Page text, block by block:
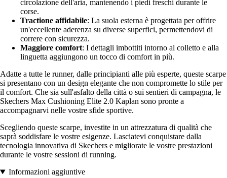
circolazione dell'aria, mantenendo i piedi freschi durante le
corse.
Tractione affidabile: La suola esterna è progettata per offrire
un'eccellente aderenza su diverse superfici, permettendovi di
correre con sicurezza.
Maggiore comfort: I dettagli imbottiti intorno al colletto e alla
linguetta aggiungono un tocco di comfort in più.
Adatte a tutte le runner, dalle principianti alle più esperte, queste scarpe
si presentano con un design elegante che non compromette lo stile per
il comfort. Che sia sull'asfalto della città o sui sentieri di campagna, le
Skechers Max Cushioning Elite 2.0 Kaplan sono pronte a
accompagnarvi nelle vostre sfide sportive.
Scegliendo queste scarpe, investite in un attrezzatura di qualità che
saprà soddisfare le vostre esigenze. Lasciatevi conquistare dalla
tecnologia innovativa di Skechers e migliorate le vostre prestazioni
durante le vostre sessioni di running.
Informazioni aggiuntive